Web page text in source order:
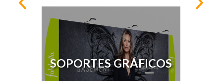
SOPORTES GRÁFICOS